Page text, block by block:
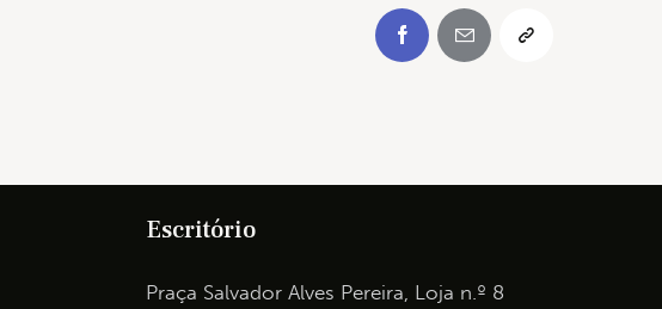
Escritório
Praça Salvador Alves Pereira, Loja n.º 8